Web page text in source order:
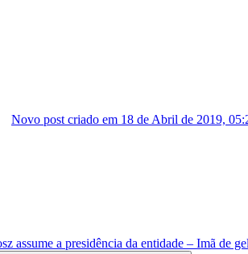
Novo post criado em 18 de Abril de 2019,
assume a presidência da entidade – Imã de